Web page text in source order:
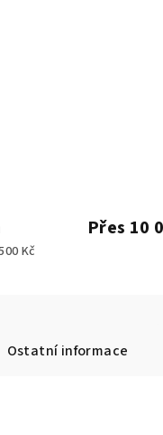
Kč
Přes 10
Ostatní informace